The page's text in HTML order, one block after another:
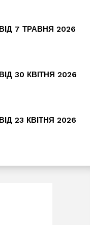
7 ТРАВНЯ 2026
30 КВІТНЯ 2026
23 КВІТНЯ 2026